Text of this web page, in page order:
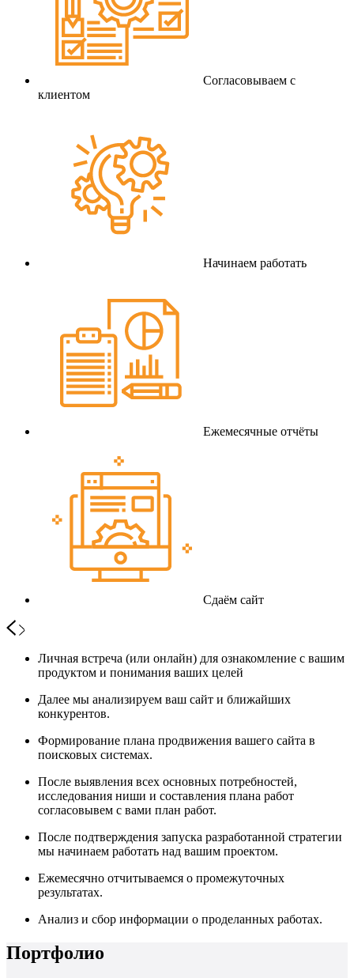
Согласовываем с
клиентом
Начинаем работать
Ежемесячные отчёты
Сдаём сайт
Личная встреча (или онлайн) для ознакомление с вашим
продуктом и понимания ваших целей
Далее мы анализируем ваш сайт и ближайших
конкурентов.
Формирование плана продвижения вашего сайта в
поисковых системах.
После выявления всех основных потребностей,
исследования ниши и составления плана работ
согласовывем с вами план работ.
После подтверждения запуска разработанной стратегии
мы начинаем работать над вашим проектом.
Ежемесячно отчитываемся о промежуточных
результатах.
Анализ и сбор информации о проделанных работах.
Портфолио